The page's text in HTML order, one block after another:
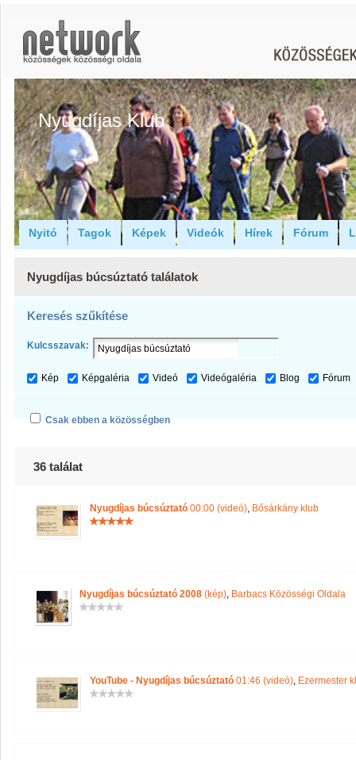
Nyugdíjas Klub
Nyitó Tagok Képek Videók Hírek Fórum
Nyugdíjas búcsúztató találatok
Keresés szűkítése
Kulcsszavak:
Kép Képgaléria Videó Videógaléria Blog Fórum
Csak ebben a közösségben
36 találat
Nyugdíjas búcsúztató 00:00 (videó), Bősárkány klub
Nyugdíjas búcsúztató 2008 (kép), Barbacs Közösségi Oldala
YouTube - Nyugdíjas búcsúztató 01:46 (videó), Ezermester